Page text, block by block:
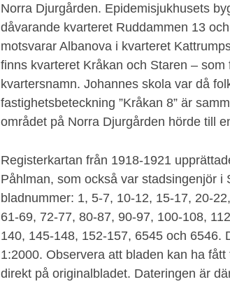
Norra Djurgården. Epidemisjukhusets
dåvarande kvarteret Ruddammen 13
motsvarar Albanova i kvarteret
finns kvarteret Kråkan och Staren –
kvartersnamn. Johannes skola var då
fastighetsbeteckning ”Kråkan 8” är
området på Norra Djurgården hörde till
Registerkartan från 1918-1921
Påhlman, som också var stadsingenjör i
bladnummer: 1, 5-7, 10-12, 15-17, 20-
61-69, 72-77, 80-87, 90-97, 100-108,
140, 145-148, 152-157, 6545 och 6546.
1:2000. Observera att bladen kan ha
direkt på originalbladet. Dateringen är